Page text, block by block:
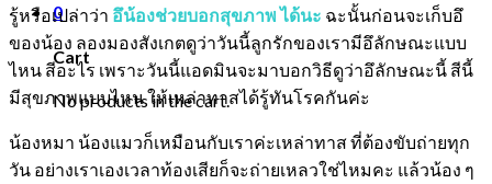
0
Cart
No products in the cart.
รู้หรือเปล่าว่า อึน้องช่วยบอกสุขภาพ ได้นะ ฉะนั้นก่อนจะเก็บอึ
ของน้อง ลองมองสังเกตดูว่าวันนี้ลูกรักของเรามีอึลักษณะแบบ
ไหน สีอะไร เพราะวันนี้แอดมินจะมาบอกวิธีดูว่าอึลักษณะนี้ สีนี้
มีสุขภาพแบบไหน ให้เหล่าทาสได้รู้ทันโรคกันค่ะ
น้องหมา น้องแมวก็เหมือนกับเราค่ะเหล่าทาส ที่ต้องขับถ่ายทุก
วัน อย่างเราเองเวลาท้องเสียก็จะถ่ายเหลวใช่ไหมคะ แล้วน้อง ๆ